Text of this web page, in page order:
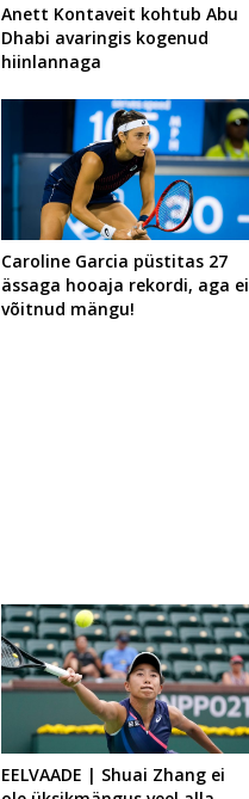
Anett Kontaveit kohtub Abu
Dhabi avaringis kogenud
hiinlannaga
Caroline Garcia püstitas 27
ässaga hooaja rekordi, aga ei
võitnud mängu!
EELVAADE | Shuai Zhang ei